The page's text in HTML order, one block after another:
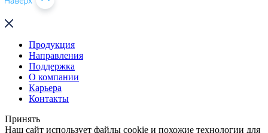
Продукция
Направления
Поддержка
О компании
Карьера
Контакты
Принять
Наш сайт использует файлы cookie и похожие технологии для